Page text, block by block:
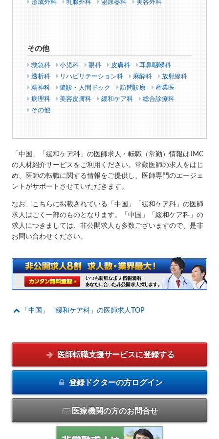
形成外科 乳腺外科 泌尿器科 美容外科
その他
救急科 小児科 眼科 皮膚科
耳鼻咽喉科
透析科
リハビリテーション科 麻酔科
放射線科
精神科
健診・人間ドック 訪問診療
産業医
病理科
美容皮膚科 緩和ケア科
総合診療科
その他
「中国」「緩和ケア科」の医師求人・転職（常勤）情報はJMC
の人材紹介サービスをご利用ください。常勤医師の求人をはじ
め、医師の転職に関する情報をご提供し、医師専門のエージェ
ントがサポートさせていただきます。
なお、こちらに掲載されている「中国」「緩和ケア科」の医師
求人はごく一部のものとなります。「中国」「緩和ケア科」の
求人につきましては、非公開求人も多数ございますので、是非
お問い合わせください。
「中国」「緩和ケア科」の医師求人TOP
医師転職支援サービスに登録する
登録ドクターの方ログイン
医療機関の方のお問合せ